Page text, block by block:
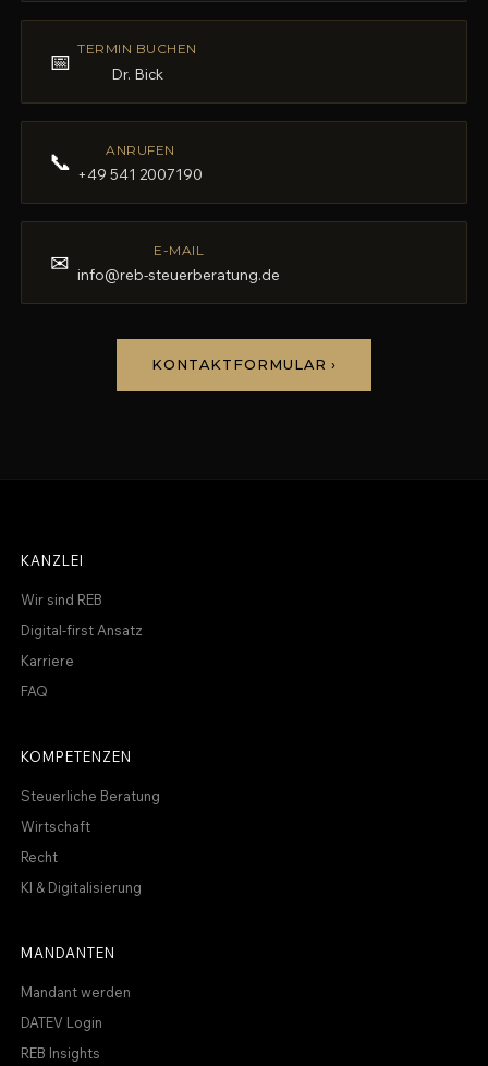
📅 TERMIN BUCHEN
Dr. Bick
📞 ANRUFEN
+49 541 2007190
✉ E-MAIL
info@reb-steuerberatung.de
KONTAKTFORMULAR ›
KANZLEI
Wir sind REB
Digital-first Ansatz
Karriere
FAQ
KOMPETENZEN
Steuerliche Beratung
Wirtschaft
Recht
KI & Digitalisierung
MANDANTEN
Mandant werden
DATEV Login
REB Insights